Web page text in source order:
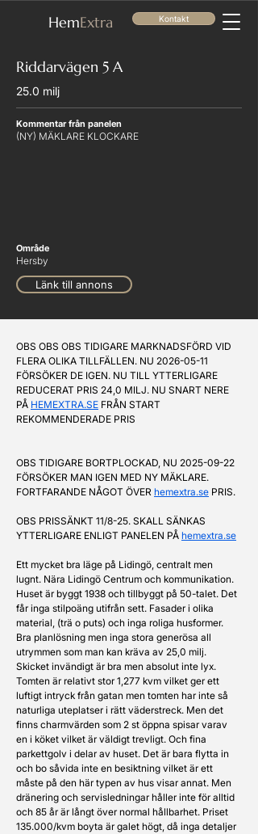
HemExtra Kontakt
Riddarvägen 5 A
25.0 milj
Kommentar från panelen
(NY) MÄKLARE KLOCKARE
Område
Hersby
Länk till annons
OBS OBS OBS TIDIGARE MARKNADSFÖRD VID
FLERA OLIKA TILLFÄLLEN. NU 2026-05-11
FÖRSÖKER DE IGEN. NU TILL YTTERLIGARE
REDUCERAT PRIS 24,0 MILJ. NU SNART NERE
PÅ HEMEXTRA.SE FRÅN START
REKOMMENDERADE PRIS
OBS TIDIGARE BORTPLOCKAD, NU 2025-09-22
FÖRSÖKER MAN IGEN MED NY MÄKLARE.
FORTFARANDE NÅGOT ÖVER hemextra.se PRIS.
OBS PRISSÄNKT 11/8-25. SKALL SÄNKAS
YTTERLIGARE ENLIGT PANELEN PÅ hemextra.se
Ett mycket bra läge på Lidingö, centralt men
lugnt. Nära Lidingö Centrum och kommunikation.
Huset är byggt 1938 och tillbyggt på 50-talet. Det
får inga stilpoäng utifrån sett. Fasader i olika
material, (trä o puts) och inga roliga husformer.
Bra planlösning men inga stora generösa all
utrymmen som man kan kräva av 25,0 milj.
Skicket invändigt är bra men absolut inte lyx.
Tomten är relativt stor 1,277 kvm vilket ger ett
luftigt intryck från gatan men tomten har inte så
naturliga uteplatser i rätt väderstreck. Men det
finns charmvärden som 2 st öppna spisar varav
en i köket vilket är väldigt trevligt. Och fina
parkettgolv i delar av huset. Det är bara flytta in
och bo såvida inte en besiktning vilket är ett
måste på den här typen av hus visar annat. Men
dränering och servisledningar håller inte för alltid
och 85 år är långt över normal hållbarhet. Priset
135.000/kvm boyta är galet högt, då inga detaljer